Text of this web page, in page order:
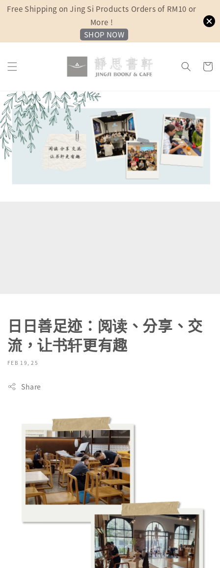
Free Shipping on Jing Si Products Orders of RM10 or
More !
SHOP NOW
日日善足迹：阅读、分享、交
流，让书轩更有趣
FEB 19, 25
Share